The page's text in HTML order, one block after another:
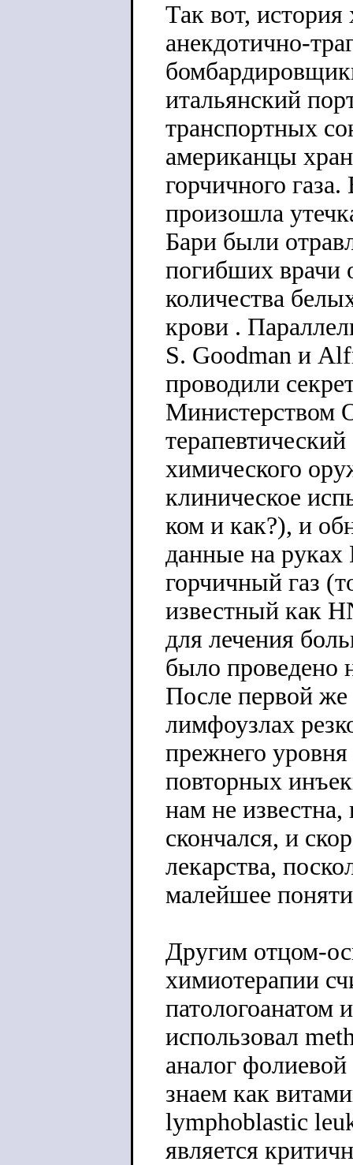
Так вот, история
анекдотично-
итальянский
транспортных
американцы
горчичного
произошла
Бари были
погибших врачи
количества
крови .
S. Goodman и
проводили
Министерством
химического
клиническое
ком и как?), и
данные на
горчичный газ
известный как
для лечения
было проведено
После первой
лимфоузлах
прежнего
повторных
нам не
скончался, и
лекарства,
малейшее
Другим отцом-
химиотерапии
патологоанатом
использовал
аналог
знаем как
lymphoblastic
является